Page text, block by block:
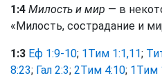
1:4 Милость и мир — в
«Милость, сострадание и
1:3 Еф 1:9-10; 1Тим 1:1,11;
8:23; Гал 2:3; 2Тим 4:10; 1Тим